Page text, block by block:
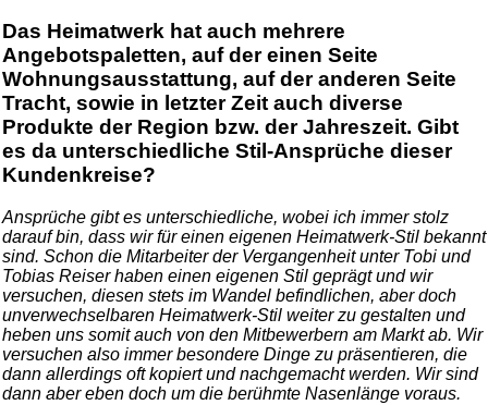
Das Heimatwerk hat auch mehrere
Angebotspaletten, auf der einen Seite
Wohnungsausstattung, auf der anderen Seite
Tracht, sowie in letzter Zeit auch diverse
Produkte der Region bzw. der Jahreszeit. Gibt
es da unterschiedliche Stil-Ansprüche dieser
Kundenkreise?
Ansprüche gibt es unterschiedliche, wobei ich immer stolz
darauf bin, dass wir für einen eigenen Heimatwerk-Stil bekannt
sind. Schon die Mitarbeiter der Vergangenheit unter Tobi und
Tobias Reiser haben einen eigenen Stil geprägt und wir
versuchen, diesen stets im Wandel befindlichen, aber doch
unverwechselbaren Heimatwerk-Stil weiter zu gestalten und
heben uns somit auch von den Mitbewerbern am Markt ab. Wir
versuchen also immer besondere Dinge zu präsentieren, die
dann allerdings oft kopiert und nachgemacht werden. Wir sind
dann aber eben doch um die berühmte Nasenlänge voraus.